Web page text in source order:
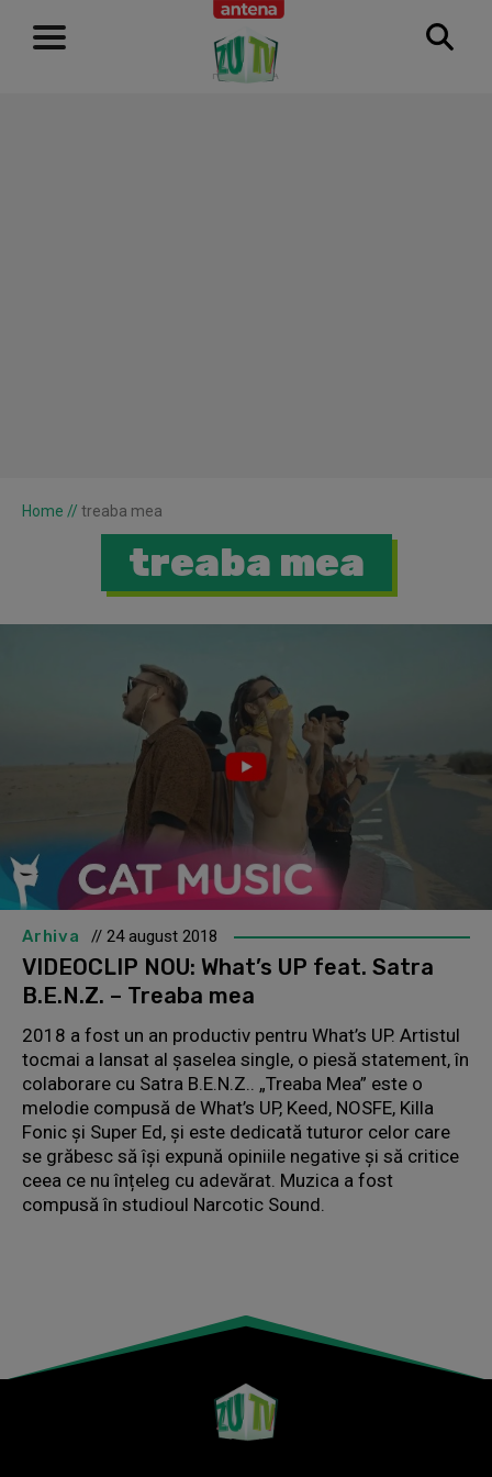
RECLAMĂ
Home // treaba mea
treaba mea
Arhiva // 24 august 2018
VIDEOCLIP NOU: What’s UP feat. Satra
B.E.N.Z. – Treaba mea
2018 a fost un an productiv pentru What’s UP. Artistul
tocmai a lansat al șaselea single, o piesă statement, în
colaborare cu Satra B.E.N.Z.. „Treaba Mea” este o
melodie compusă de What’s UP, Keed, NOSFE, Killa
Fonic și Super Ed, și este dedicată tuturor celor care
se grăbesc să își expună opiniile negative și să critice
ceea ce nu înțeleg cu adevărat. Muzica a fost
compusă în studioul Narcotic Sound.